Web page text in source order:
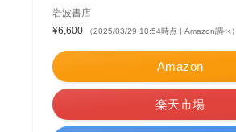
岩波書店
¥6,600
（2025/03/29 10:54時点 | Amazon調べ）
Amazon
楽天市場